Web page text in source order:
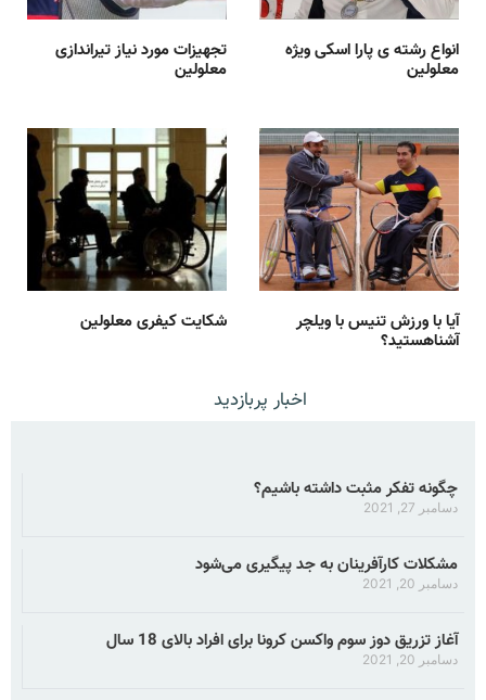
تجهیزات مورد نیاز تیراندازی
معلولین
انواع رشته ی پارا اسکی ویژه
معلولین
شکایت کیفری معلولین آیا با ورزش تنیس با ویلچر
آشناهستید؟
اخبار پربازدید
چگونه تفکر مثبت داشته باشیم؟
دسامبر 27, 2021
مشکلات کارآفرینان به جد پیگیری می‌شود
دسامبر 20, 2021
آغاز تزریق دوز سوم واکسن کرونا برای افراد بالای 18 سال
دسامبر 20, 2021